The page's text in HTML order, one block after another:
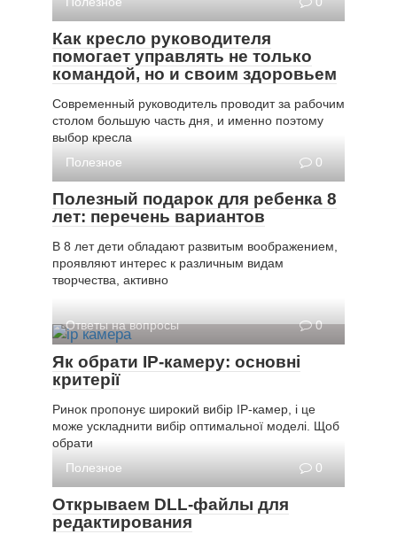
Как кресло руководителя
помогает управлять не только
командой, но и своим здоровьем
Современный руководитель проводит за рабочим
столом большую часть дня, и именно поэтому
выбор кресла
Полезное
0
Полезный подарок для ребенка 8
лет: перечень вариантов
В 8 лет дети обладают развитым воображением,
проявляют интерес к различным видам
творчества, активно
Ответы на вопросы 0
Як обрати IP-камеру: основні
критерії
Ринок пропонує широкий вибір IP-камер, і це
може ускладнити вибір оптимальної моделі. Щоб
обрати
Полезное
0
Открываем DLL-файлы для
редактирования